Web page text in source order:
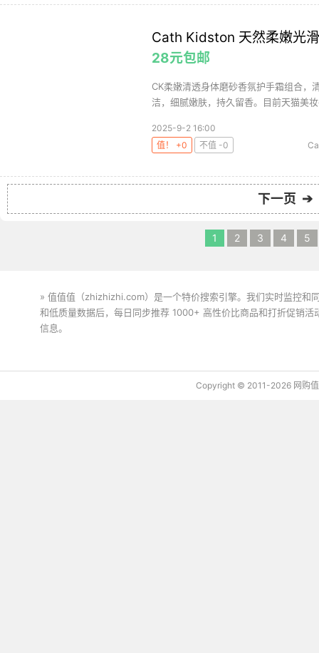
Cath Kidston 天然柔嫩光
28元包邮
CK柔嫩清透身体磨砂香氛护手霜组合，
洁，细腻嫩肤，持久留香。目前天猫美
2025-9-2 16:00
值！ +0
不值 -0
下一页 ➔
1 2 3 4 5
» 值值值（zhizhizhi.com）是一个特价搜索引擎。我们实时监控和
和低质量数据后，每日同步推荐 1000+ 高性价比商品和打折促销
信息。
Copyright © 2011-2026 网购